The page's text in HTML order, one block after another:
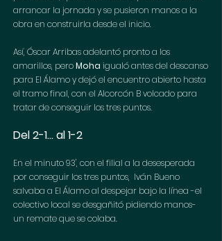
arrancar la jornada y se pusieron manos a la
obra en construirla desde el inicio.
Así, Óscar Arribas adelantó pronto a los
amarillos, pero Moha igualó antes del descanso
para El Álamo y dejó el encuentro abierto hasta
el tramo final, con el Alcorcón B volcado para
tratar de conseguir los tres puntos.
Del 2-1... al 1-2
En el minuto 93', con el filial a la desesperada
por conseguir los tres puntos,  Iván Bueno
salvaba a El Álamo al despejar bajo la línea -el
colectivo local se desgañitó pidiendo manos-
un remate que se colaba.